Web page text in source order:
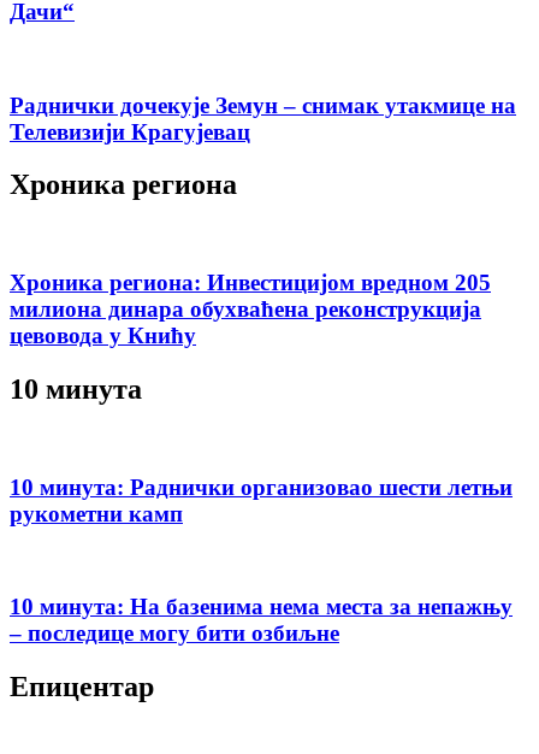
Дачи“
Раднички дочекује Земун – снимак утакмице на
Телевизији Крагујевац
Хроника региона
Хроника региона: Инвестицијом вредном 205
милиона динара обухваћена реконструкција
цевовода у Книћу
10 минута
10 минута: Раднички организовао шести летњи
рукометни камп
10 минута: На базенима нема места за непажњу
– последице могу бити озбиљне
Епицентар